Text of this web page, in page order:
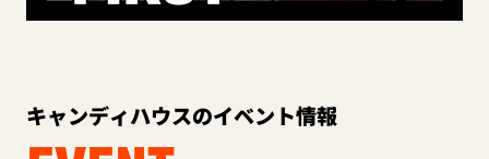
キャンディハウスのイベント情報